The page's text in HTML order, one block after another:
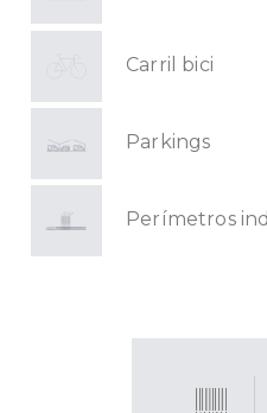
Carril bici
Parkings
Perímetros